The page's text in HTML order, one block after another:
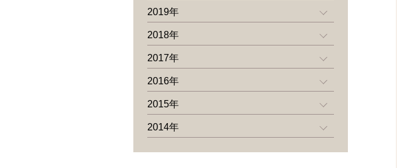
2019年
2018年
2017年
2016年
2015年
2014年